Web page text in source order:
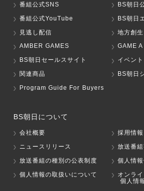
番組公式SNS
BS朝日
番組公式YouTube
BS朝日
見逃し配信
地方創生
AMBER GAMES
GAME A
BS朝日セールスサイト
イベント
関連商品
BS朝日
Program Guide For Buyers
BS朝日について
会社概要
採用情報
ニュースリリース
放送番
放送番組の種別の公表制度
個人情
個人情報の取扱いについて
オンラ
個人情報